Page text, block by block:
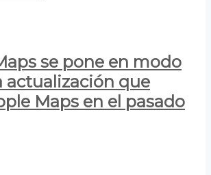
se pone en modo
actualización que
Maps en el pasado